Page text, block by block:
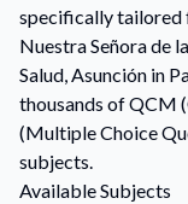
specifically tailored
Nuestra Señora de
Salud, Asunción in
thousands of QCM
(Multiple Choice
subjects.
Available Subjects